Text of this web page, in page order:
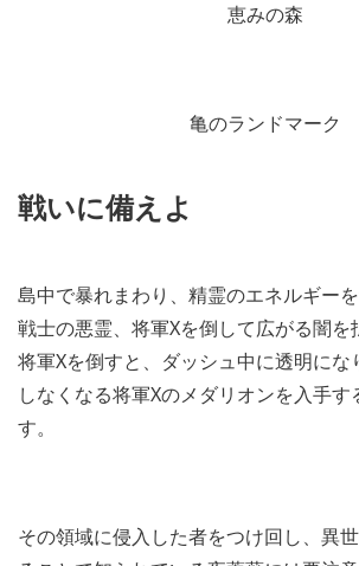
恵みの森
亀のランドマーク
戦いに備えよ
島中で暴れまわり、精霊のエネルギー
戦士の悪霊、将軍Xを倒して広がる闇を
将軍Xを倒すと、ダッシュ中に透明に
しなくなる将軍Xのメダリオンを入手す
す。
その領域に侵入した者をつけ回し、異